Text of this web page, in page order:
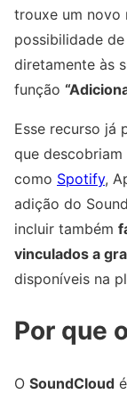
trouxe um novo
possibilidade
diretamente às
função
Esse recurso já
que
como Spotify,
adição do
incluir também
vinculados a
disponíveis na
Por que
O SoundCloud